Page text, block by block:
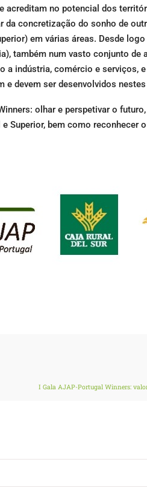
acreditam no potencial dos
concretização do sonho de
em várias áreas. Desde
também num vasto conjunto de
indústria, comércio e serviços,
devem ser desenvolvidos
olhar e perspetivar o
Superior, bem como reconhecer